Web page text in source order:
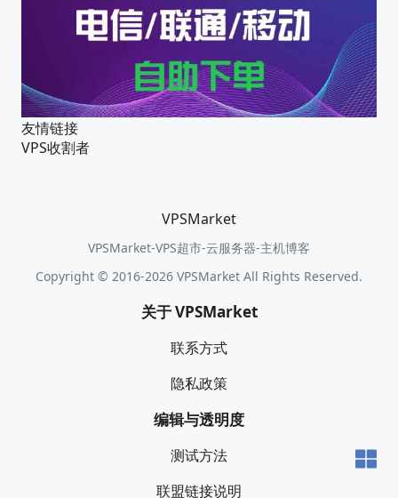
友情链接
VPS收割者
VPSMarket
VPSMarket-VPS超市-云服务器-主机博客
Copyright © 2016-2026 VPSMarket All Rights Reserved.
关于 VPSMarket
联系方式
隐私政策
编辑与透明度
测试方法
联盟链接说明